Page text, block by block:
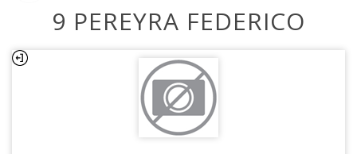
9 PEREYRA FEDERICO